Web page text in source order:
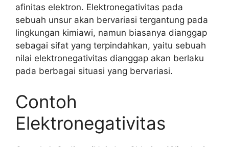
afinitas elektron. Elektronegativitas pada
sebuah unsur akan bervariasi tergantung pada
lingkungan kimiawi, namun biasanya dianggap
sebagai sifat yang terpindahkan, yaitu sebuah
nilai elektronegativitas dianggap akan berlaku
pada berbagai situasi yang bervariasi.
Contoh
Elektronegativitas